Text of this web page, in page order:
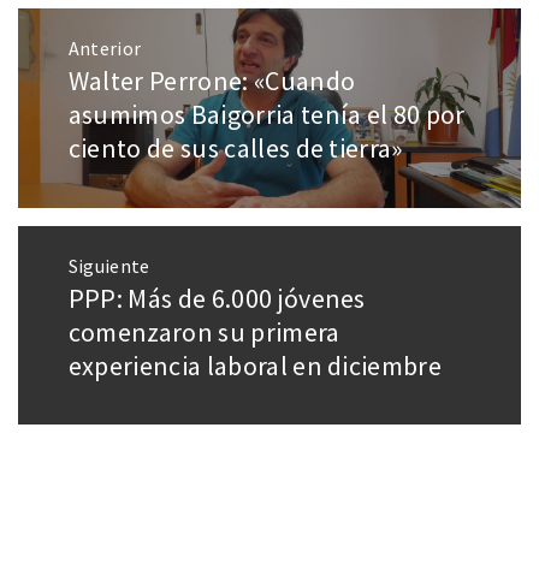
Anterior
Walter Perrone: «Cuando
asumimos Baigorria tenía el 80 por
ciento de sus calles de tierra»
Siguiente
PPP: Más de 6.000 jóvenes
comenzaron su primera
experiencia laboral en diciembre